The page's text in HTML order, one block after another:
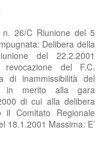
n. 26/C Riunione del 5
Delibera della
del 22.2.2001
revocazione del F.C.
di inammissibilità del
in merito alla gara
di cui alla delibera
il Comitato Regionale
18.1.2001 Massima: E’